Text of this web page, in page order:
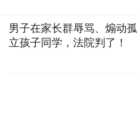
男子在家长群辱骂、煽动孤
立孩子同学，法院判了！